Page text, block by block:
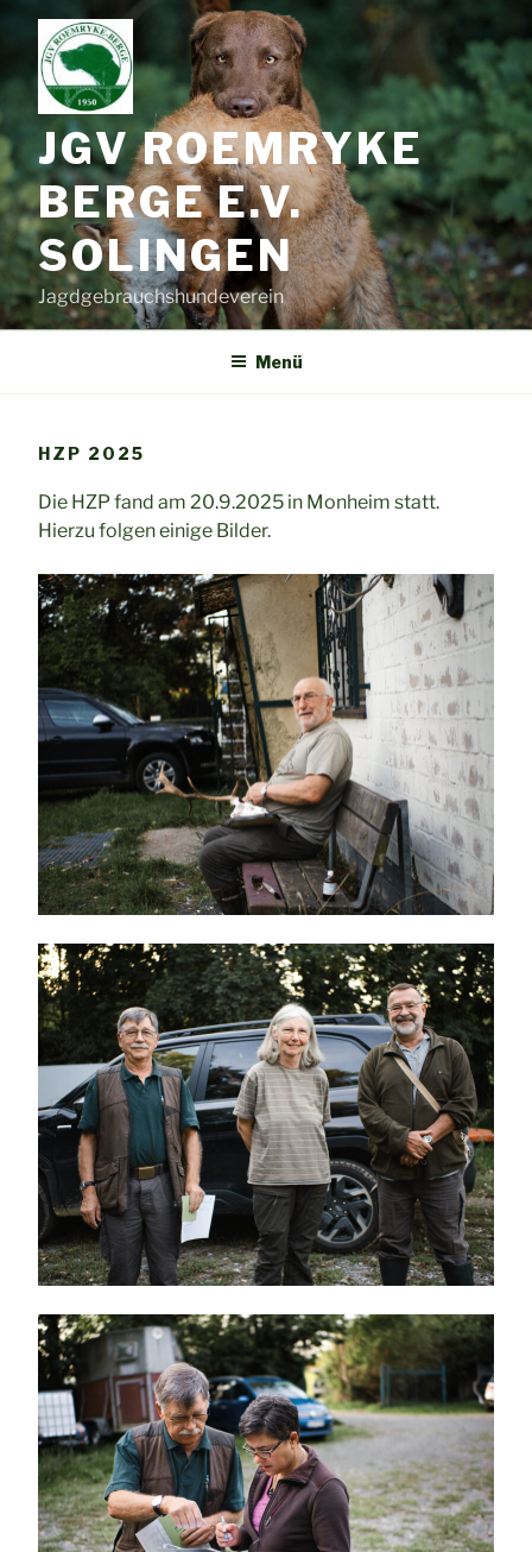
Inhalt
springen
JGV ROEMRYKE
BERGE E.V.
SOLINGEN
Jagdgebrauchshundeverein
Menü
HZP 2025
Die HZP fand am 20.9.2025 in Monheim statt.
Hierzu folgen einige Bilder.